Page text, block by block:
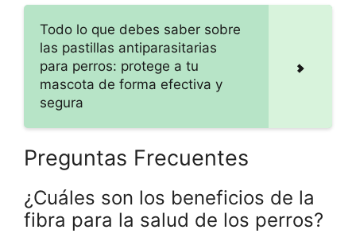
Todo lo que debes saber sobre
las pastillas antiparasitarias
para perros: protege a tu
mascota de forma efectiva y
segura
Preguntas Frecuentes
¿Cuáles son los beneficios de la
fibra para la salud de los perros?